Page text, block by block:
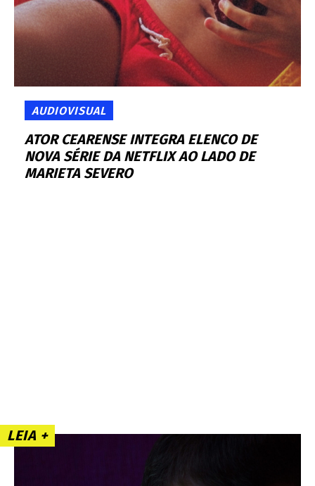
AUDIOVISUAL
ATOR CEARENSE INTEGRA ELENCO DE
NOVA SÉRIE DA NETFLIX AO LADO DE
MARIETA SEVERO
LEIA +